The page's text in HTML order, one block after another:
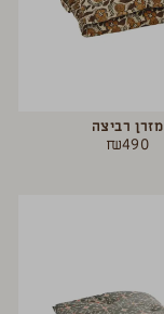
מזרן רביצה
₪490